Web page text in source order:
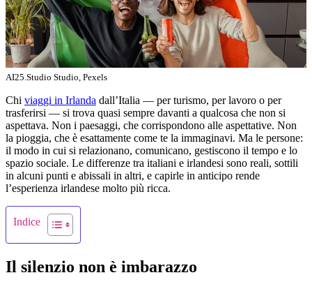
AI25.Studio Studio, Pexels
Chi viaggi in Irlanda dall’Italia — per turismo, per lavoro o per
trasferirsi — si trova quasi sempre davanti a qualcosa che non si
aspettava. Non i paesaggi, che corrispondono alle aspettative. Non
la pioggia, che è esattamente come te la immaginavi. Ma le persone:
il modo in cui si relazionano, comunicano, gestiscono il tempo e lo
spazio sociale. Le differenze tra italiani e irlandesi sono reali, sottili
in alcuni punti e abissali in altri, e capirle in anticipo rende
l’esperienza irlandese molto più ricca.
Indice
Il silenzio non è imbarazzo